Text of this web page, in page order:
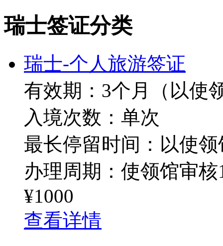
瑞士签证分类
瑞士-个人旅游签证
有效期：3个月（以使
入境次数：单次
最长停留时间：以使
办理周期：使领馆审
¥1000
查看详情